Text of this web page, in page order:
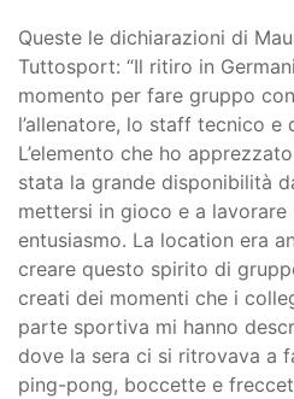
Queste le dichiarazioni di
Tuttosport: “Il ritiro in
momento per fare gruppo
l’allenatore, lo staff tecnico
L’elemento che ho
stata la grande disponibilità
mettersi in gioco e a
entusiasmo. La location era
creare questo spirito di
creati dei momenti che i
parte sportiva mi hanno
dove la sera ci si ritrovava a
ping-pong, boccette e